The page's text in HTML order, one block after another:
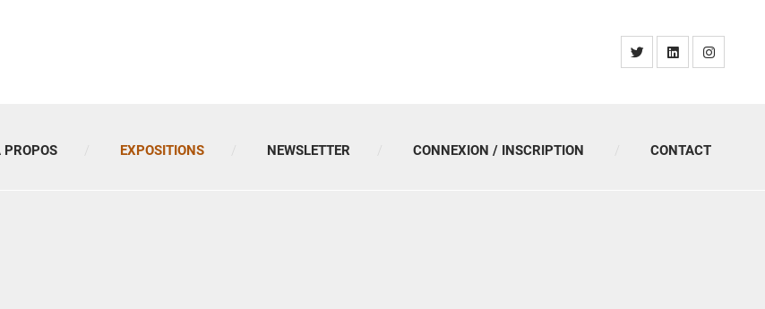
PROPOS EXPOSITIONS NEWSLETTER CONNEXION / INSCRIPTION CONTACT